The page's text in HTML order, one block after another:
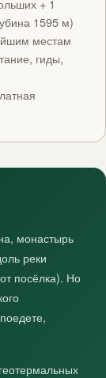
+ 1
1595 м)
местам
гиды,
монастырь
реки
посёлка). Но